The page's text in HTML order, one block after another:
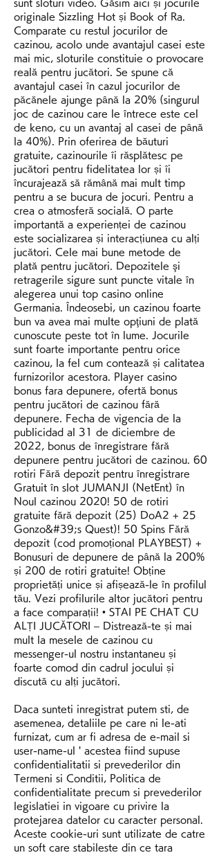
sunt sloturi video. Găsim aici și jocurile
originale Sizzling Hot și Book of Ra.
Comparate cu restul jocurilor de
cazinou, acolo unde avantajul casei este
mai mic, sloturile constituie o provocare
reală pentru jucători. Se spune că
avantajul casei în cazul jocurilor de
păcănele ajunge până la 20% (singurul
joc de cazinou care le întrece este cel
de keno, cu un avantaj al casei de până
la 40%). Prin oferirea de băuturi
gratuite, cazinourile îi răsplătesc pe
jucători pentru fidelitatea lor și îi
încurajează să rămână mai mult timp
pentru a se bucura de jocuri. Pentru a
crea o atmosferă socială. O parte
importantă a experienței de cazinou
este socializarea și interacțiunea cu alți
jucători. Cele mai bune metode de
plată pentru jucători. Depozitele şi
retragerile sigure sunt puncte vitale în
alegerea unui top casino online
Germania. Îndeosebi, un cazinou foarte
bun va avea mai multe opţiuni de plată
cunoscute peste tot în lume. Jocurile
sunt foarte importante pentru orice
cazinou, la fel cum contează și calitatea
furnizorilor acestora. Player casino
bonus fara depunere, ofertă bonus
pentru jucători de cazinou fără
depunere. Fecha de vigencia de la
publicidad al 31 de diciembre de
2022, bonus de înregistrare fără
depunere pentru jucători de cazinou. 60
rotiri Fără depozit pentru înregistrare
Gratuit în slot JUMANJI (NetEnt) în
Noul cazinou 2020! 50 de rotiri
gratuite fără depozit (25) DoA2 + 25
Gonzo&#39;s Quest)! 50 Spins Fără
depozit (cod promoțional PLAYBEST) +
Bonusuri de depunere de până la 200%
și 200 de rotiri gratuite! Obține
proprietăți unice și afișează-le în profilul
tău. Vezi profilurile altor jucători pentru
a face comparații! • STAI PE CHAT CU
ALȚI JUCĂTORI – Distrează-te și mai
mult la mesele de cazinou cu
messenger-ul nostru instantaneu și
foarte comod din cadrul jocului și
discută cu alți jucători.
Daca sunteti inregistrat putem sti, de
asemenea, detaliile pe care ni le-ati
furnizat, cum ar fi adresa de e-mail si
user-name-ul ' acestea fiind supuse
confidentialitatii si prevederilor din
Termeni si Conditii, Politica de
confidentialitate precum si prevederilor
legislatiei in vigoare cu privire la
protejarea datelor cu caracter personal.
Aceste cookie-uri sunt utilizate de catre
un soft care stabileste din ce tara